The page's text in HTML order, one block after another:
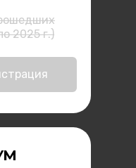
2025 г.)